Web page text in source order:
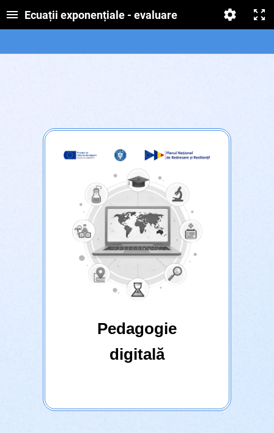
Ecuații exponențiale - evaluare
Pedagogie
digitală